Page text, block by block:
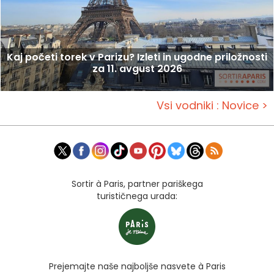
Kaj početi torek v Parizu? Izleti in ugodne priložnosti
za 11. avgust 2026
Vsi vodniki : Novice >
Sortir à Paris, partner pariškega
turističnega urada:
Prejemajte naše najboljše nasvete à Paris